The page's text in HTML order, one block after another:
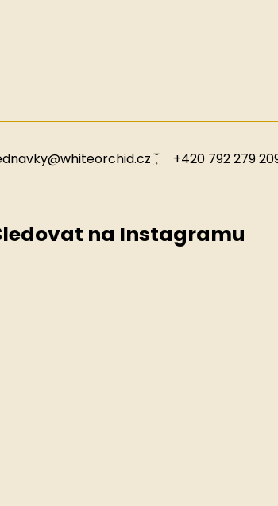
@whiteorchid.cz +420 792 279
na Instagramu